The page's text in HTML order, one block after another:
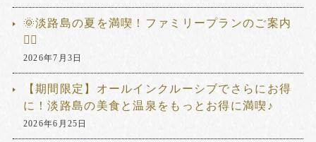
🌞淡路島の夏を満喫！ファミリープランのご案内
🏊‍♂️
2026年7月3日
【期間限定】オールインクルーシブでさらにお得
に！淡路島の美食と温泉をもっとお得に満喫♪
2026年6月25日